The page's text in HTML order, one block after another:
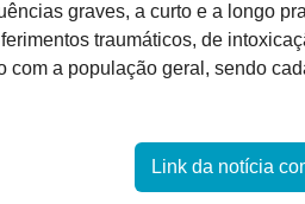
graves, a curto e a longo
traumáticos, de
com a população geral, sendo
Link da notícia